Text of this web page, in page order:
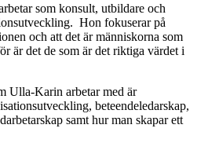
som konsult, utbildare och
Hon fokuserar på
och att det är människorna som
är det de som är det riktiga värdet i
Ulla-Karin arbetar med är
beteendeledarskap,
samt hur man skapar ett